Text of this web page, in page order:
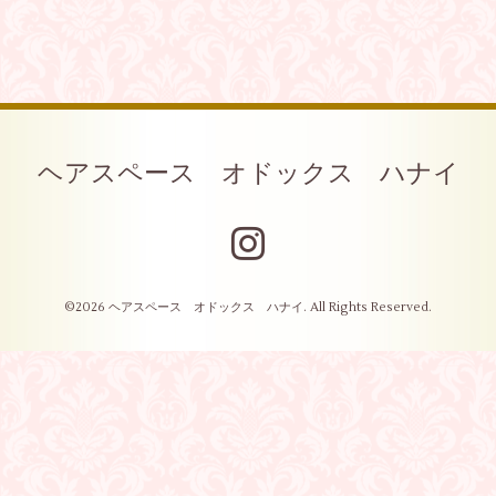
ヘアスペース オドックス ハナイ
©2026 ヘアスペース オドックス ハナイ . All Rights Reserved.